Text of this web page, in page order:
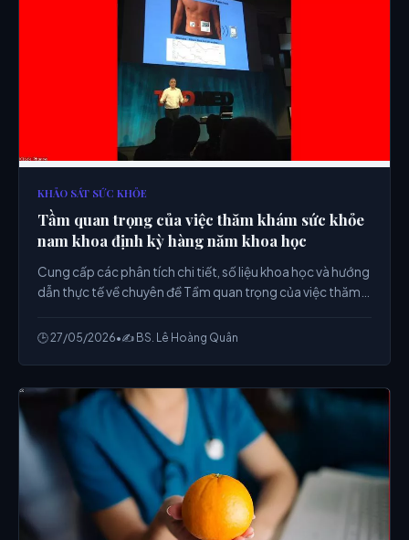
KHẢO SÁT SỨC KHỎE
Tầm quan trọng của việc thăm khám sức khỏe
nam khoa định kỳ hàng năm khoa học
Cung cấp các phân tích chi tiết, số liệu khoa học và hướng
dẫn thực tế về chuyên đề Tầm quan trọng của việc thăm
chuyên gia.
🕒 27/05/2026•✍️ BS. Lê Hoàng Quân